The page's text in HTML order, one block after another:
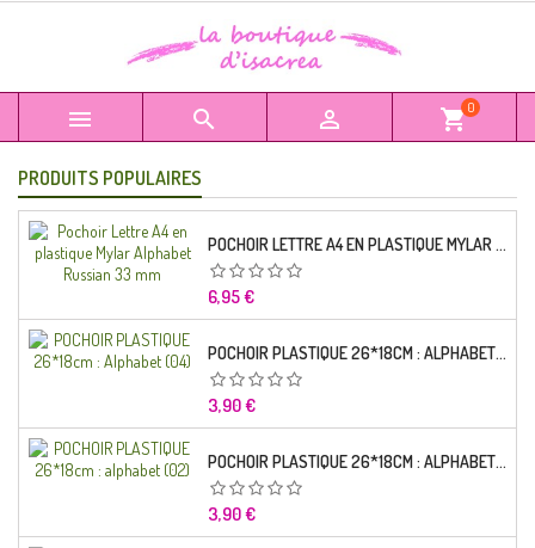
   shopping_cart0
PRODUITS POPULAIRES
POCHOIR LETTRE A4 EN PLASTIQUE MYLAR ALPHABET RUSSIAN 33 MM
Prix
6,95 €
POCHOIR PLASTIQUE 26*18CM : ALPHABET (04)
Prix
3,90 €
POCHOIR PLASTIQUE 26*18CM : ALPHABET (02)
Prix
3,90 €